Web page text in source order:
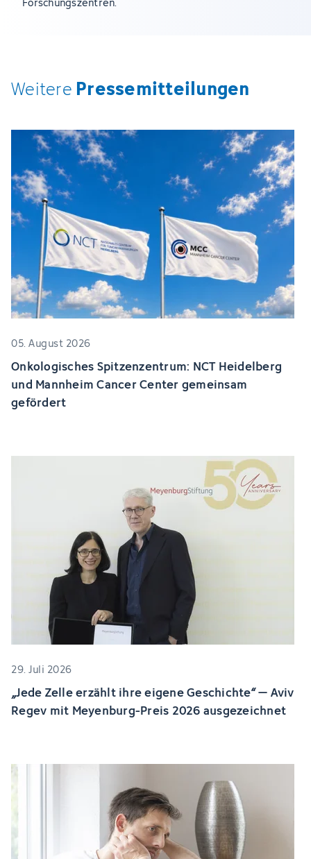
Weitere Pressemitteilungen
05. August 2026
Onkologisches Spitzenzentrum: NCT Heidelberg
und Mannheim Cancer Center gemeinsam
gefördert
29. Juli 2026
„Jede Zelle erzählt ihre eigene Geschichte“ – Aviv
Regev mit Meyenburg-Preis 2026 ausgezeichnet